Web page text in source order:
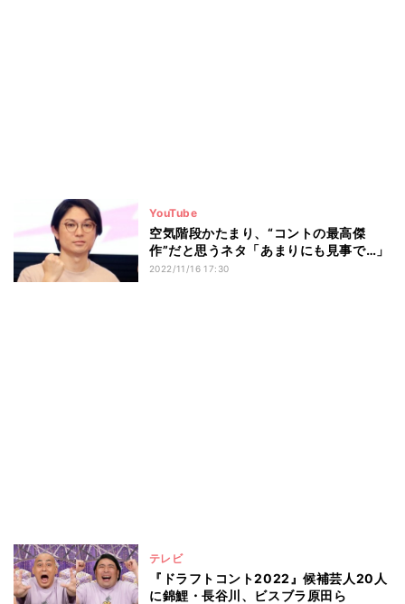
YouTube
空気階段かたまり、“コントの最高傑
作”だと思うネタ「あまりにも見事で…」
2022/11/16 17:30
テレビ
『ドラフトコント2022』候補芸人20人
に錦鯉・長谷川、ビスブラ原田ら